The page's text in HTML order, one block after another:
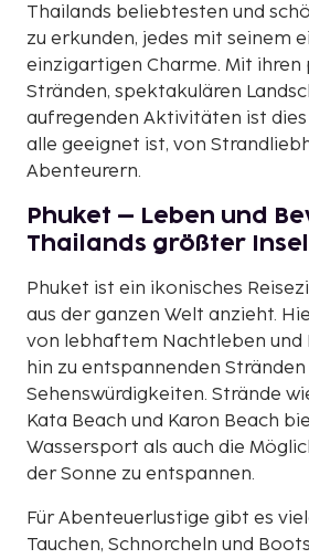
Thailands beliebtesten und
zu erkunden, jedes mit seinem
einzigartigen Charme. Mit ihren
Stränden, spektakulären
aufregenden Aktivitäten ist dies
alle geeignet ist, von
Abenteurern.
Phuket – Leben und
Thailands größter Insel
Phuket ist ein ikonisches
aus der ganzen Welt anzieht.
von lebhaftem Nachtleben und
hin zu entspannenden
Sehenswürdigkeiten. Strände
Kata Beach und Karon Beach
Wassersport als auch die
der Sonne zu entspannen.
Für Abenteuerlustige gibt es
Tauchen, Schnorcheln und